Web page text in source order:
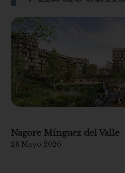
Nagore Mínguez del Valle
28 Mayo 2026